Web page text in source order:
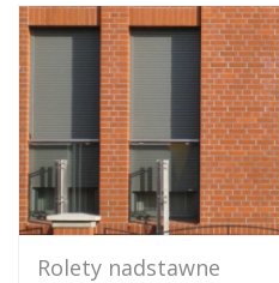
Rolety nadstawne